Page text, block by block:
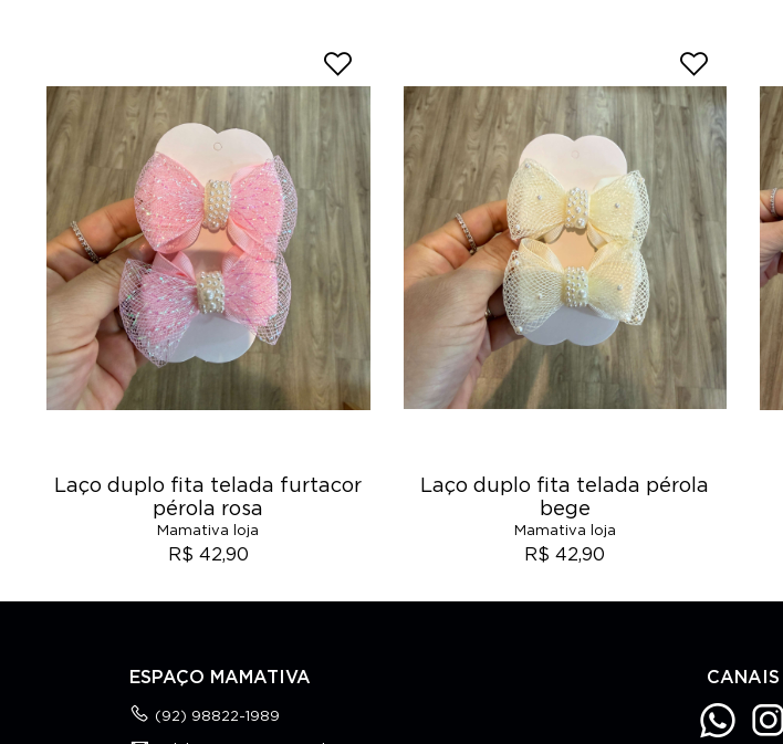
Laço duplo fita telada furtacor
pérola rosa
Mamativa loja
R$ 42,90
Laço duplo fita telada pérola
bege
Mamativa loja
R$ 42,90
ESPAÇO MAMATIVA
(92) 98822-1989
CANAIS